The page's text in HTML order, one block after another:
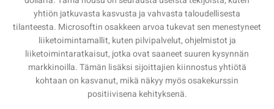
yhtiön jatkuvasta kasvusta ja vahvasta taloudellisesta
tilanteesta. Microsoftin osakkeen arvoa tukevat sen menestyneet
liiketoimintamallit, kuten pilvipalvelut, ohjelmistot ja
liiketoimintaratkaisut, jotka ovat saaneet suuren kysynnän
markkinoilla. Tämän lisäksi sijoittajien kiinnostus yhtiötä
kohtaan on kasvanut, mikä näkyy myös osakekurssin
positiivisena kehityksenä.